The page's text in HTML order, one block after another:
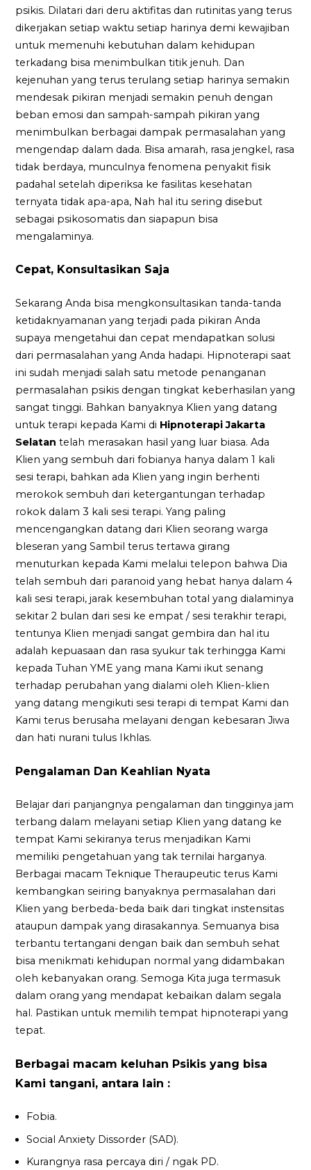
psikis. Dilatari dari deru aktifitas dan rutinitas yang terus
dikerjakan setiap waktu setiap harinya demi kewajiban
untuk memenuhi kebutuhan dalam kehidupan
terkadang bisa menimbulkan titik jenuh. Dan
kejenuhan yang terus terulang setiap harinya semakin
mendesak pikiran menjadi semakin penuh dengan
beban emosi dan sampah-sampah pikiran yang
menimbulkan berbagai dampak permasalahan yang
mengendap dalam dada. Bisa amarah, rasa jengkel, rasa
tidak berdaya, munculnya fenomena penyakit fisik
padahal setelah diperiksa ke fasilitas kesehatan
ternyata tidak apa-apa, Nah hal itu sering disebut
sebagai psikosomatis dan siapapun bisa
mengalaminya.
Cepat, Konsultasikan Saja
Sekarang Anda bisa mengkonsultasikan tanda-tanda
ketidaknyamanan yang terjadi pada pikiran Anda
supaya mengetahui dan cepat mendapatkan solusi
dari permasalahan yang Anda hadapi. Hipnoterapi saat
ini sudah menjadi salah satu metode penanganan
permasalahan psikis dengan tingkat keberhasilan yang
sangat tinggi. Bahkan banyaknya Klien yang datang
untuk terapi kepada Kami di Hipnoterapi Jakarta
Selatan telah merasakan hasil yang luar biasa. Ada
Klien yang sembuh dari fobianya hanya dalam 1 kali
sesi terapi, bahkan ada Klien yang ingin berhenti
merokok sembuh dari ketergantungan terhadap
rokok dalam 3 kali sesi terapi. Yang paling
mencengangkan datang dari Klien seorang warga
bleseran yang Sambil terus tertawa girang
menuturkan kepada Kami melalui telepon bahwa Dia
telah sembuh dari paranoid yang hebat hanya dalam 4
kali sesi terapi, jarak kesembuhan total yang dialaminya
sekitar 2 bulan dari sesi ke empat / sesi terakhir terapi,
tentunya Klien menjadi sangat gembira dan hal itu
adalah kepuasaan dan rasa syukur tak terhingga Kami
kepada Tuhan YME yang mana Kami ikut senang
terhadap perubahan yang dialami oleh Klien-klien
yang datang mengikuti sesi terapi di tempat Kami dan
Kami terus berusaha melayani dengan kebesaran Jiwa
dan hati nurani tulus Ikhlas.
Pengalaman Dan Keahlian Nyata
Belajar dari panjangnya pengalaman dan tingginya jam
terbang dalam melayani setiap Klien yang datang ke
tempat Kami sekiranya terus menjadikan Kami
memiliki pengetahuan yang tak ternilai harganya.
Berbagai macam Teknique Theraupeutic terus Kami
kembangkan seiring banyaknya permasalahan dari
Klien yang berbeda-beda baik dari tingkat instensitas
ataupun dampak yang dirasakannya. Semuanya bisa
terbantu tertangani dengan baik dan sembuh sehat
bisa menikmati kehidupan normal yang didambakan
oleh kebanyakan orang. Semoga Kita juga termasuk
dalam orang yang mendapat kebaikan dalam segala
hal. Pastikan untuk memilih tempat hipnoterapi yang
tepat.
Berbagai macam keluhan Psikis yang bisa
Kami tangani, antara lain :
Fobia.
Social Anxiety Dissorder (SAD).
Kurangnya rasa percaya diri / ngak PD.